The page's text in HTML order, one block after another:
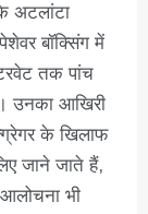
अटलांटा
बॉक्सिंग में
तक पांच
उनका आखिरी
के खिलाफ
जाने जाते हैं,
भी